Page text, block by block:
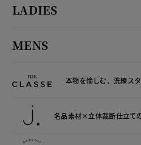
LADIES
MENS
本物を愉しむ、洗練ス
名品素材×立体裁断仕立て